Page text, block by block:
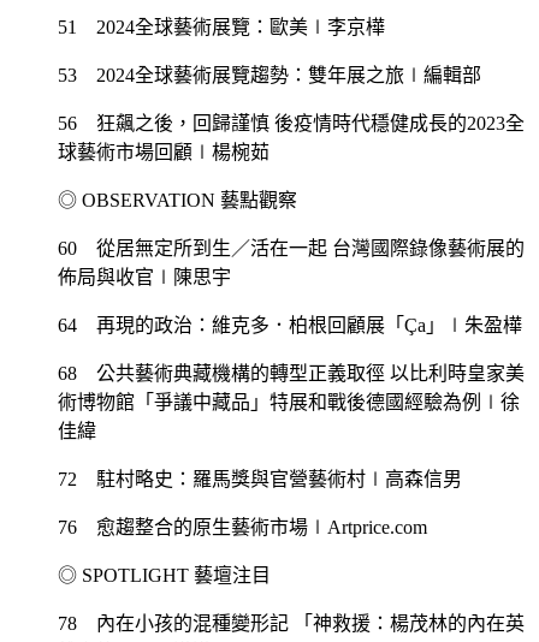
51 2024全球藝術展覽：歐美∣李京樺
53 2024全球藝術展覽趨勢：雙年展之旅∣編輯部
56 狂飆之後，回歸謹慎 後疫情時代穩健成長的2023全
球藝術市場回顧∣楊椀茹
◎ OBSERVATION 藝點觀察
60 從居無定所到生／活在一起 台灣國際錄像藝術展的
佈局與收官∣陳思宇
64 再現的政治：維克多．柏根回顧展「Ça」∣朱盈樺
68 公共藝術典藏機構的轉型正義取徑 以比利時皇家美
術博物館「爭議中藏品」特展和戰後德國經驗為例∣徐
佳緯
72 駐村略史：羅馬獎與官營藝術村∣高森信男
76 愈趨整合的原生藝術市場∣Artprice.com
◎ SPOTLIGHT 藝壇注目
78 內在小孩的混種變形記 「神救援：楊茂林的內在英